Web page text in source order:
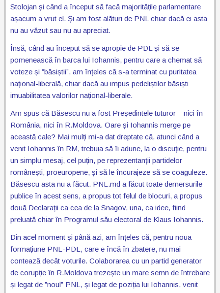
Stolojan și când a început să facă majoritățile parlamentare
așacum a vrut el. Și am fost alături de PNL chiar dacă ei asta
nu au văzut sau nu au apreciat.
Însă, când au început să se apropie de PDL și să se
pomenească în barca lui Iohannis, pentru care a chemat să
voteze și ”băsiștii”, am înțeles că s-a terminat cu puritatea
național-liberală, chiar dacă au impus pedeliștilor băsiști
imuabilitatea valorilor național-liberale.
Am spus că Băsescu nu a fost Președintele tuturor – nici în
România, nici în R.Moldova. Oare și Iohannis merge pe
această cale? Mai mulți mi-a dat dreptate că, atunci când a
venit Iohannis în RM, trebuia să îi adune, la o discuție, pentru
un simplu mesaj, cel puțin, pe reprezentanții partidelor
românești, proeuropene, și să le încurajeze să se coaguleze.
Băsescu asta nu a făcut. PNL.md a făcut toate demersurile
publice în acest sens, a propus tot felul de blocuri, a propus
două Declarații ca cea de la Snagov, una, ca idee, fiind
preluată chiar în Programul său electoral de Klaus Iohannis.
Din acel moment și până azi, am înțeles că, pentru noua
formațiune PNL-PDL, care e încă în zbatere, nu mai
contează decât voturile. Colaborarea cu un partid generator
de corupție în R.Moldova trezește un mare semn de întrebare
și legat de ”noul” PNL, și legat de poziția lui Iohannis, venit